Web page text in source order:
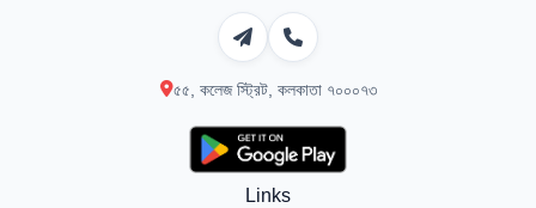
৫৫, কলেজ স্ট্রিট, কলকাতা ৭০০০৭৩
Links